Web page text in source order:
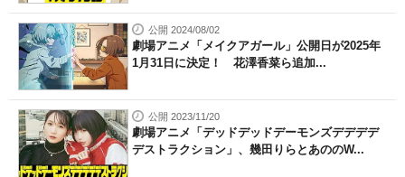
公開 2024/08/02
劇場アニメ「メイクアガール」公開日が2025年
1月31日に決定！ 花澤香菜ら追加...
公開 2023/11/20
劇場アニメ「デッドデッドデーモンズデデデデ
デストラクション」、幾田りらとあののW...